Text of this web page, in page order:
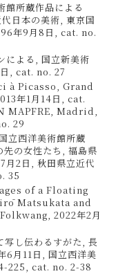
館所蔵作品による
日本の美術, 東京国
年9月8日, cat. no.
による, 国立新美術
, cat. no. 27
à Picasso, Grand
年1月14日, cat.
MAPFRE, Madrid,
29
立西洋美術館所蔵
先の女性たち, 福島県
月2日, 秋田県立近代
35
of a Floating
Matsukata and
2022年2月
写し伝わるすがた, 長
6月11日, 国立西洋美
225, cat. no. 2-38